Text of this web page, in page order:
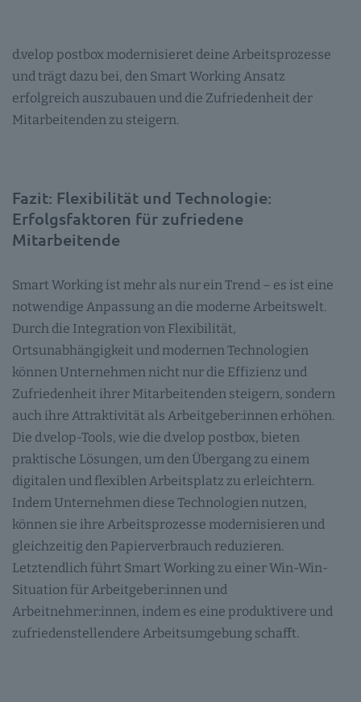
d.velop postbox modernisieret deine Arbeitsprozesse
und trägt dazu bei, den Smart Working Ansatz
erfolgreich auszubauen und die Zufriedenheit der
Mitarbeitenden zu steigern.
Fazit: Flexibilität und Technologie:
Erfolgsfaktoren für zufriedene
Mitarbeitende
Smart Working ist mehr als nur ein Trend – es ist eine
notwendige Anpassung an die moderne Arbeitswelt.
Durch die Integration von Flexibilität,
Ortsunabhängigkeit und modernen Technologien
können Unternehmen nicht nur die Effizienz und
Zufriedenheit ihrer Mitarbeitenden steigern, sondern
auch ihre Attraktivität als Arbeitgeber:innen erhöhen.
Die d.velop-Tools, wie die d.velop postbox, bieten
praktische Lösungen, um den Übergang zu einem
digitalen und flexiblen Arbeitsplatz zu erleichtern.
Indem Unternehmen diese Technologien nutzen,
können sie ihre Arbeitsprozesse modernisieren und
gleichzeitig den Papierverbrauch reduzieren.
Letztendlich führt Smart Working zu einer Win-Win-
Situation für Arbeitgeber:innen und
Arbeitnehmer:innen, indem es eine produktivere und
zufriedenstellendere Arbeitsumgebung schafft.